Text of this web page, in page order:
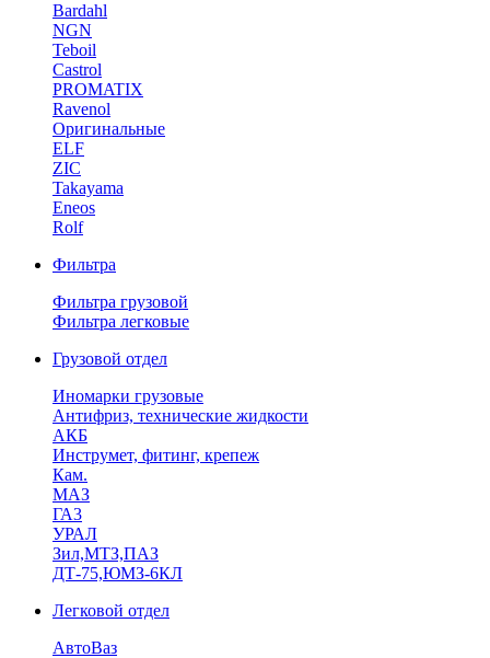
Bardahl
NGN
Teboil
Castrol
PROMATIX
Ravenol
Оригинальные
ELF
ZIC
Takayama
Eneos
Rolf
Фильтра
Фильтра грузовой
Фильтра легковые
Грузовой отдел
Иномарки грузовые
Антифриз, технические жидкости
АКБ
Инструмет, фитинг, крепеж
Кам.
МАЗ
ГА3
УРАЛ
Зил,МТЗ,ПАЗ
ДТ-75,ЮМЗ-6КЛ
Легковой отдел
АвтоВаз